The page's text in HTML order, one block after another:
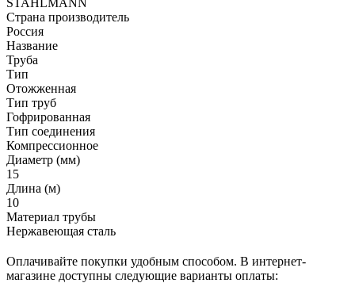
Страна производитель
Россия
Название
Труба
Тип
Отожженная
Тип труб
Гофрированная
Тип соединения
Компрессионное
Диаметр (мм)
15
Длина (м)
10
Материал трубы
Нержавеющая сталь
Оплачивайте покупки удобным способом. В интернет-
магазине доступны следующие варианты оплаты: